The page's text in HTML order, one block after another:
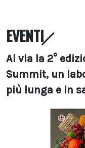
EVENTI
Al via la 2°
Summit, un
più lunga e in